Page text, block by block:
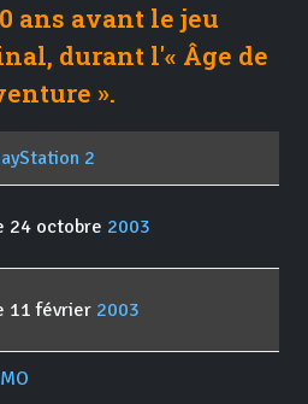
ans avant le jeu
durant l'« Âge de
».
2
24 octobre 2003
11 février 2003